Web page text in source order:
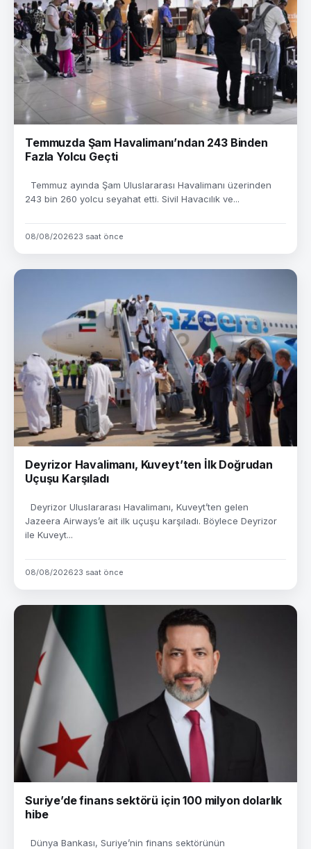
Temmuzda Şam Havalimanı’ndan 243 Binden
Fazla Yolcu Geçti
Temmuz ayında Şam Uluslararası Havalimanı üzerinden
243 bin 260 yolcu seyahat etti. Sivil Havacılık ve...
08/08/202623 saat önce
Deyrizor Havalimanı, Kuveyt’ten İlk Doğrudan
Uçuşu Karşıladı
Deyrizor Uluslararası Havalimanı, Kuveyt’ten gelen
Jazeera Airways’e ait ilk uçuşu karşıladı. Böylece Deyrizor
ile Kuveyt...
08/08/202623 saat önce
Suriye’de finans sektörü için 100 milyon dolarlık
hibe
Dünya Bankası, Suriye’nin finans sektörünün